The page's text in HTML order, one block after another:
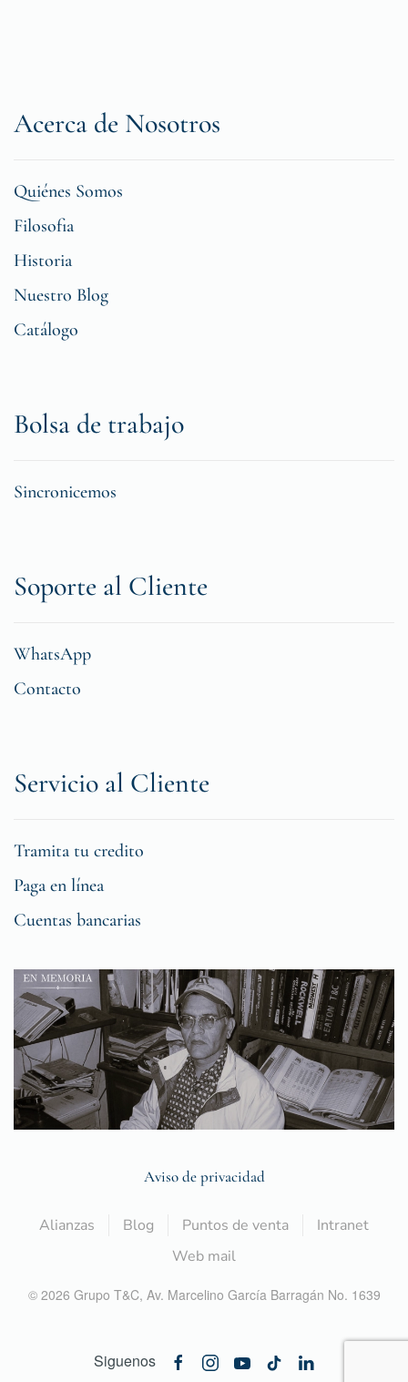
Acerca de Nosotros
Quiénes Somos
Filosofia
Historia
Nuestro Blog
Catálogo
Bolsa de trabajo
Sincronicemos
Soporte al Cliente
WhatsApp
Contacto
Servicio al Cliente
Tramita tu credito
Paga en línea
Cuentas bancarias
Aviso de privacidad
Alianzas Blog Puntos de venta
Intranet
Web mail
© 2026 Grupo T&C, Av. Marcelino García Barragán No. 1639
Siguenos